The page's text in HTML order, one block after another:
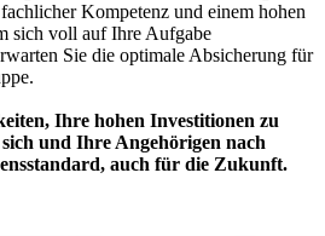
Kompetenz und einem hohen
sich voll auf Ihre Aufgabe
Sie die optimale Absicherung für
Ihre hohen Investitionen zu
und Ihre Angehörigen nach
auch für die Zukunft.